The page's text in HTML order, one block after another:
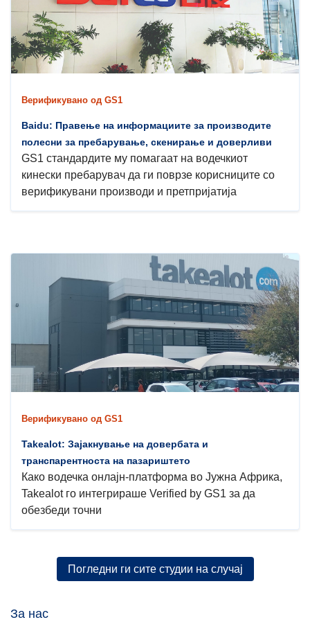
Верификувано од GS1
Baidu: Правење на информациите за производите
полесни за пребарување, скенирање и доверливи
GS1 стандардите му помагаат на водечкиот
кинески пребарувач да ги поврзе корисниците со
верификувани производи и претпријатија
Верификувано од GS1
Takealot: Зајакнување на довербата и
транспарентноста на пазариштето
Како водечка онлајн-платформа во Јужна Африка,
Takealot го интегрираше Verified by GS1 за да
обезбеди точни
Погледни ги сите студии на случај
За нас